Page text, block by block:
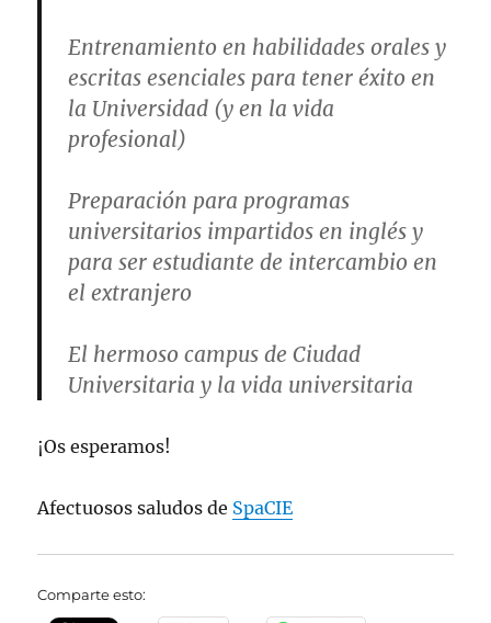
Entrenamiento en habilidades orales y
escritas esenciales para tener éxito en
la Universidad (y en la vida
profesional)
Preparación para programas
universitarios impartidos en inglés y
para ser estudiante de intercambio en
el extranjero
El hermoso campus de Ciudad
Universitaria y la vida universitaria
¡Os esperamos!
Afectuosos saludos de SpaCIE
Comparte esto: